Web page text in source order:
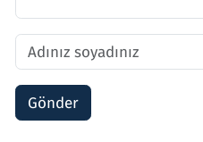
Gönder